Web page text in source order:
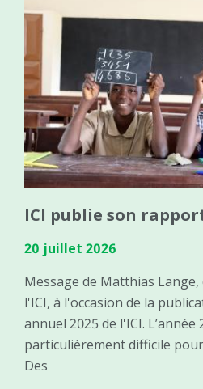
ICI publie son
20 juillet 2026
Message de Matthias
l'ICI, à l'occasion de la
annuel 2025 de l'ICI. L’année
particulièrement difficile
Des